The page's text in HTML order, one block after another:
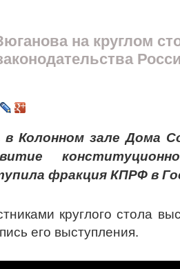
на круглом
Колонном зале Дома
фракция КПРФ в
круглого стола
его выступления.